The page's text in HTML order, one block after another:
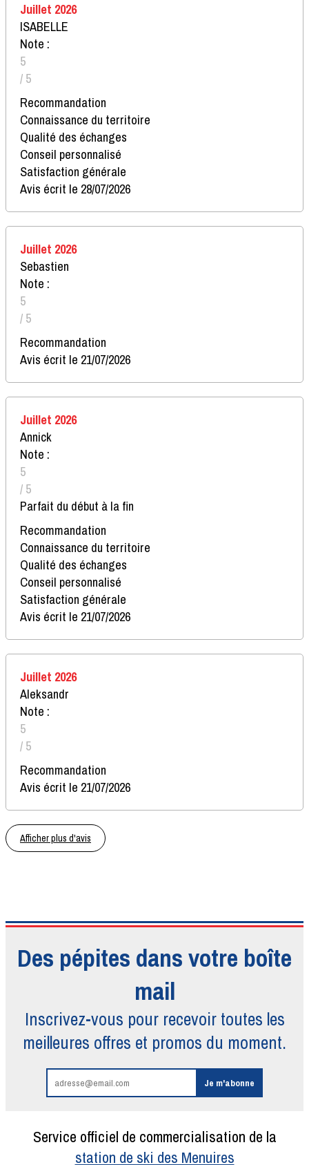
Juillet 2026
ISABELLE
Note :
5
/ 5
Recommandation
Connaissance du territoire
Qualité des échanges
Conseil personnalisé
Satisfaction générale
Avis écrit le 28/07/2026
Juillet 2026
Sebastien
Note :
5
/ 5
Recommandation
Avis écrit le 21/07/2026
Juillet 2026
Annick
Note :
5
/ 5
Parfait du début à la fin
Recommandation
Connaissance du territoire
Qualité des échanges
Conseil personnalisé
Satisfaction générale
Avis écrit le 21/07/2026
Juillet 2026
Aleksandr
Note :
5
/ 5
Recommandation
Avis écrit le 21/07/2026
Afficher plus d'avis
Des pépites dans votre boîte
mail
Inscrivez-vous pour recevoir toutes les
meilleures offres et promos du moment.
Service officiel de commercialisation de la
station de ski des Menuires